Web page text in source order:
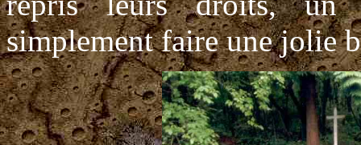
simplement faire une jolie